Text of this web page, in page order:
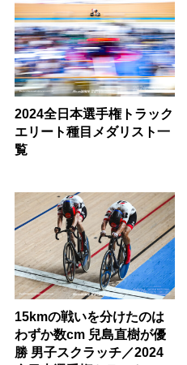
2024全日本選手権トラック
エリート種目メダリスト一
覧
15kmの戦いを分けたのは
わずか数cm 兒島直樹が優
勝 男子スクラッチ／2024